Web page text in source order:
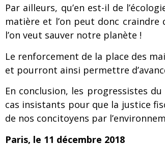
Par ailleurs, qu’en est-il de
matière et l’on peut donc craindre
l’on veut sauver notre planète !
Le renforcement de la place des
et pourront ainsi permettre
En conclusion, les progressistes
cas insistants pour que la justice
de nos concitoyens par
Paris, le 11 décembre 2018